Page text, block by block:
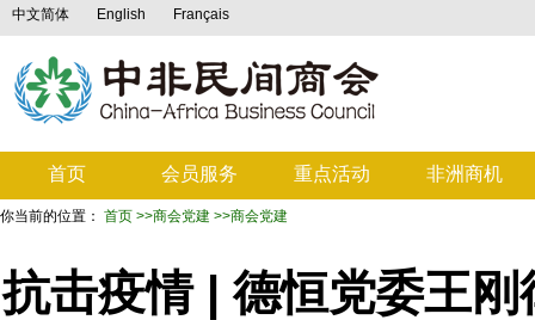
中文简体 English Français
首页 会员服务 重点活动 非洲商机
你当前的位置： 首页 >>商会党建 >>商会党建
抗击疫情 | 德恒党委王